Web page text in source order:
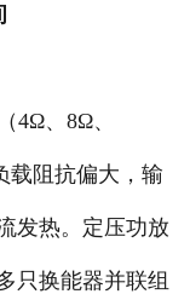
4Ω、8Ω、
载阻抗偏大，输
发热。定压功放
只换能器并联组